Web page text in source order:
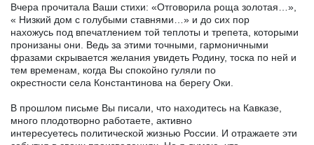
Вчера прочитала Ваши стихи: «Отговорила роща золотая…»,
« Низкий дом с голубыми ставнями…» и до сих пор
нахожусь под впечатлением той теплоты и трепета, которыми
пронизаны они. Ведь за этими точными, гармоничными
фразами скрывается желания увидеть Родину, тоска по ней и
тем временам, когда Вы спокойно гуляли по
окрестности села Константинова на берегу Оки.
В прошлом письме Вы писали, что находитесь на Кавказе,
много плодотворно работаете, активно
интересуетесь политической жизнью России. И отражаете эти